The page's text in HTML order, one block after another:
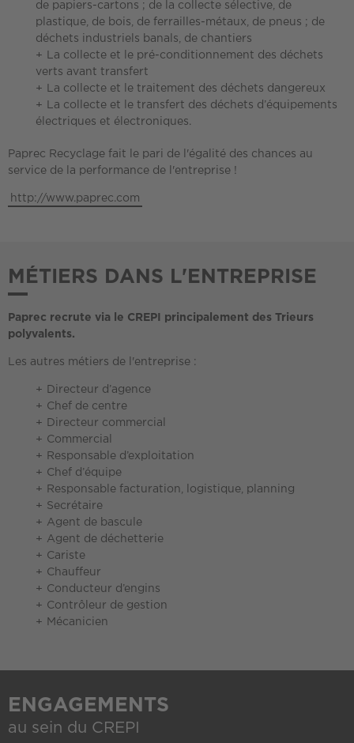
de papiers-cartons ; de la collecte sélective, de
plastique, de bois, de ferrailles-métaux, de pneus ; de
déchets industriels banals, de chantiers
La collecte et le pré-conditionnement des déchets
verts avant transfert
La collecte et le traitement des déchets dangereux
La collecte et le transfert des déchets d’équipements
électriques et électroniques.
Paprec Recyclage fait le pari de l'égalité des chances au
service de la performance de l'entreprise !
http://www.paprec.com
MÉTIERS DANS L'ENTREPRISE
Paprec recrute via le CREPI principalement des Trieurs
polyvalents.
Les autres métiers de l'entreprise :
Directeur d’agence
Chef de centre
Directeur commercial
Commercial
Responsable d’exploitation
Chef d’équipe
Responsable facturation, logistique, planning
Secrétaire
Agent de bascule
Agent de déchetterie
Cariste
Chauffeur
Conducteur d’engins
Contrôleur de gestion
Mécanicien
ENGAGEMENTS
au sein du CREPI